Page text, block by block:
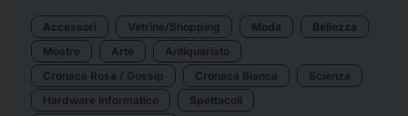
Accessori Vetrine/Shopping Moda
Bellezza
Mostre
Arte
Antiquariato
Cronaca Rosa / Gossip
Cronaca Bianca
Scienza
Hardware informatico
Spettacoli